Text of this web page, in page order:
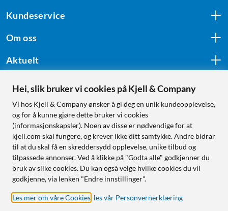
Kundeservice
Om oss
Aktuelt
Følg oss
Handle fra:
Sverige
Norge
Hei, slik bruker vi cookies på Kjell & Company
Vi hos Kjell & Company ønsker å gi deg en unik kundeopplevelse,
og for å kunne gjøre dette bruker vi cookies
(informasjonskapsler). Noen av disse er nødvendige for at
kjell.com skal fungere, og krever ikke ditt samtykke. Andre bidrar
til at du skal få en skreddersydd opplevelse, unike tilbud og
tilpassede annonser. Ved å klikke på "Godta alle" godkjenner du
bruk av slike cookies. Du kan også velge hvilke cookies du vil
godkjenne, via lenken "Endre innstillinger".
Les mer om våre Cookies les vår Personvernerklæring